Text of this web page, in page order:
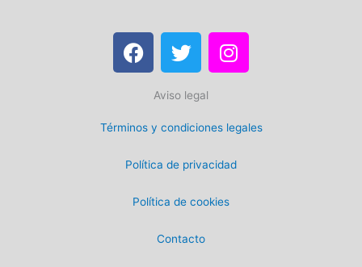
F
a
b
o
T
w
t
t
r
I
n
a
g
r
m
Aviso legal
Términos y condiciones legales
Política de privacidad
Política de cookies
Contacto